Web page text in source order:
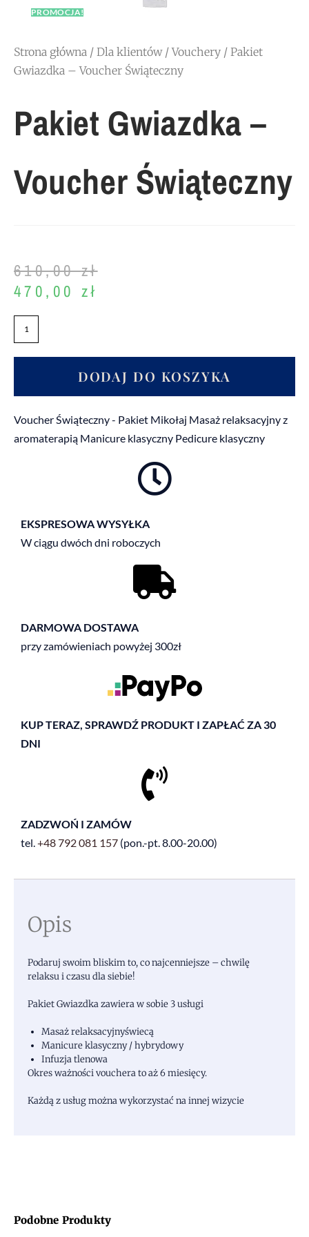
PROMOCJA!
Strona główna / Dla klientów/Vouchery / Pakiet
Gwiazdka – Voucher Świąteczny
Pakiet Gwiazdka –
Voucher Świąteczny
610,00zł
470,00 zł
DODAJ DO KOSZYKA
Voucher Świąteczny - Pakiet Mikołaj Masaż relaksacyjny z
aromaterapią Manicure klasyczny Pedicure klasyczny
EKSPRESOWA WYSYŁKA
W ciągu dwóch dni roboczych
DARMOWA DOSTAWA
przy zamówieniach powyżej 300zł
KUP TERAZ, SPRAWDŹ PRODUKT I ZAPŁAĆ ZA 30
DNI
ZADZWOŃ I ZAMÓW
tel.+48792 081 157 (pon.-pt. 8.00-20.00)
Opis
Podaruj swoim bliskim to, co najcenniejsze – chwilę
relaksu i czasu dla siebie!
Pakiet Gwiazdka zawiera w sobie 3 usługi
Masaż relaksacyjnyświecą
Manicure klasyczny / hybrydowy
Infuzja tlenowa
Okres ważności vouchera to aż 6 miesięcy.
Każdą z usług można wykorzystać na innej wizycie
Podobne Produkty